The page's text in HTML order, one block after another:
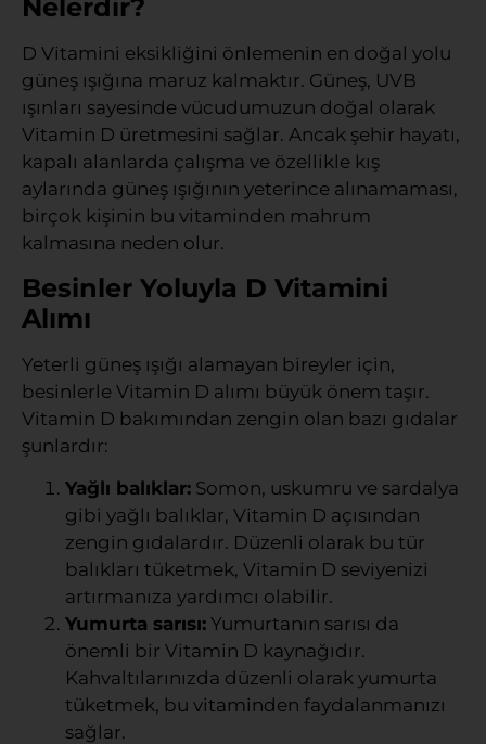
Nelerdir?
D Vitamini eksikliğini önlemenin en doğal yolu
güneş ışığına maruz kalmaktır. Güneş, UVB
ışınları sayesinde vücudumuzun doğal olarak
Vitamin D üretmesini sağlar. Ancak şehir hayatı,
kapalı alanlarda çalışma ve özellikle kış
aylarında güneş ışığının yeterince alınamaması,
birçok kişinin bu vitaminden mahrum
kalmasına neden olur.
Besinler Yoluyla D Vitamini
Alımı
Yeterli güneş ışığı alamayan bireyler için,
besinlerle Vitamin D alımı büyük önem taşır.
Vitamin D bakımından zengin olan bazı gıdalar
şunlardır:
Yağlı balıklar: Somon, uskumru ve sardalya
gibi yağlı balıklar, Vitamin D açısından
zengin gıdalardır. Düzenli olarak bu tür
balıkları tüketmek, Vitamin D seviyenizi
artırmanıza yardımcı olabilir.
Yumurta sarısı: Yumurtanın sarısı da
önemli bir Vitamin D kaynağıdır.
Kahvaltılarınızda düzenli olarak yumurta
tüketmek, bu vitaminden faydalanmanızı
sağlar.